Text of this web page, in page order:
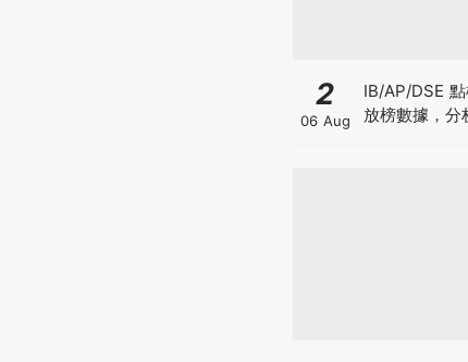
2
06 Aug
IB/AP/DSE
放榜數據，分